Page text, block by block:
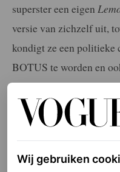
superster een eigen
versie van zichzelf uit,
kondigt ze een politieke
BOTUS te worden en
ruimte gaan. Als dat
over op drastische
voor. Drop de nieuwe
zeggen.
Wij gebruiken